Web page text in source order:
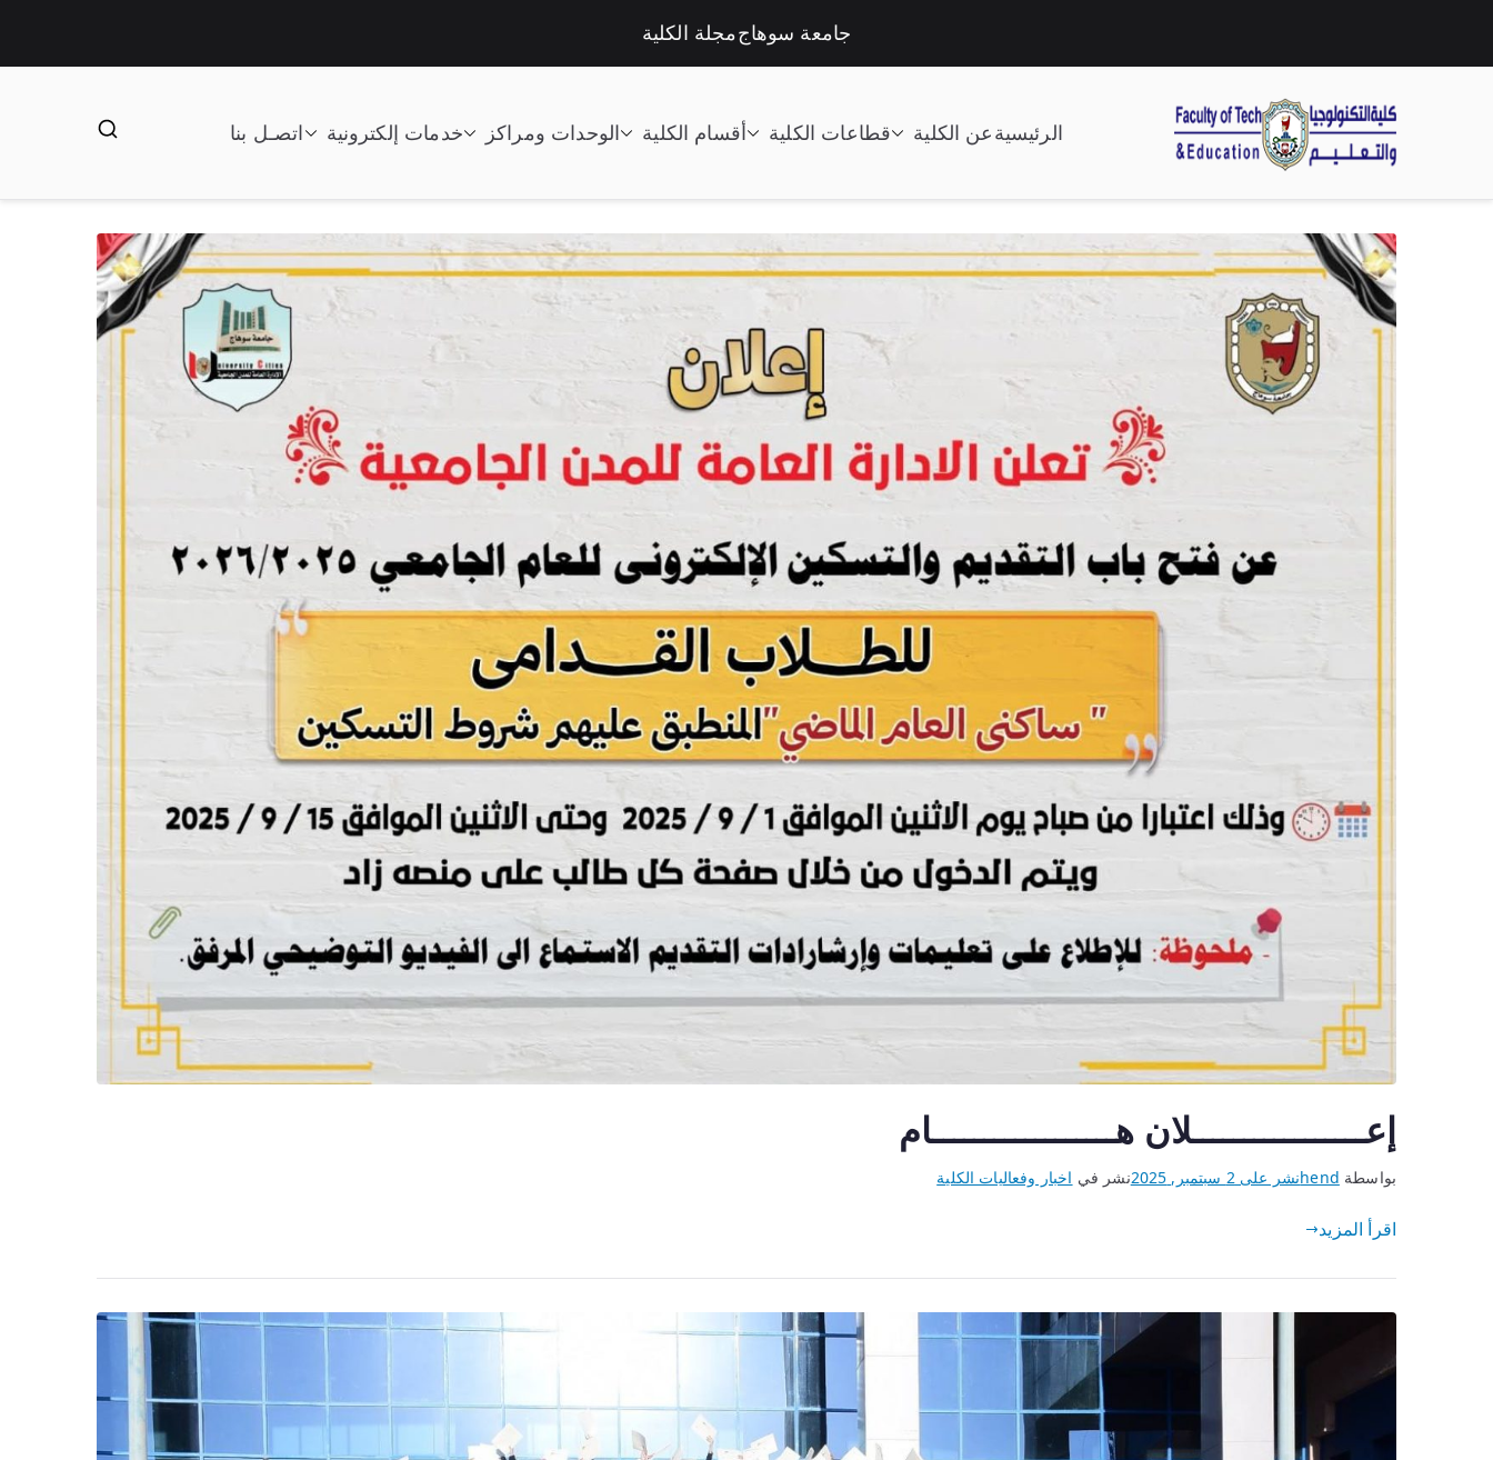
جامعة سوهاجمجلة الكلية
الرئيسية عن الكلية قطاعات الكلية أقسام الكلية الوحدات ومراكز خدمات إلكترونية اتصـل بنا
إعـــــــــــــــــلان هــــــــــــــــــام
بواسطة hendنشر على2 سبتمبر, 2025 نشر في اخبار وفعاليات الكلية
اقرأ المزيد